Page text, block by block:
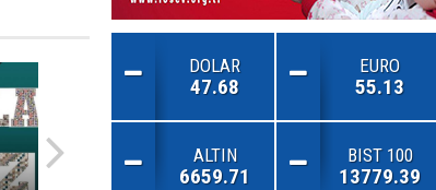
DOLAR
47.68
EURO
55.13
ALTIN
6659.71
BIST 100
13779.39